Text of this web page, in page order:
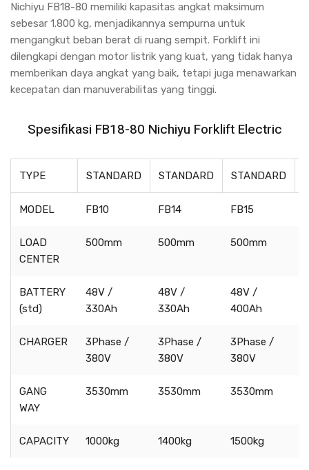
Nichiyu FB18-80 memiliki kapasitas angkat maksimum
sebesar 1.800 kg, menjadikannya sempurna untuk
mengangkut beban berat di ruang sempit. Forklift ini
dilengkapi dengan motor listrik yang kuat, yang tidak hanya
memberikan daya angkat yang baik, tetapi juga menawarkan
kecepatan dan manuverabilitas yang tinggi.
Spesifikasi FB18-80 Nichiyu Forklift Electric
TYPE STANDARD STANDARD STANDARD
MODEL FB10 FB14 FB15
LOAD
CENTER
500mm 500mm 500mm
BATTERY
(std)
48V /
330Ah
48V /
330Ah
48V /
400Ah
CHARGER
3Phase /
380V
3Phase /
380V
3Phase /
380V
GANG
WAY
3530mm 3530mm 3530mm
CAPACITY 1000kg 1400kg 1500kg